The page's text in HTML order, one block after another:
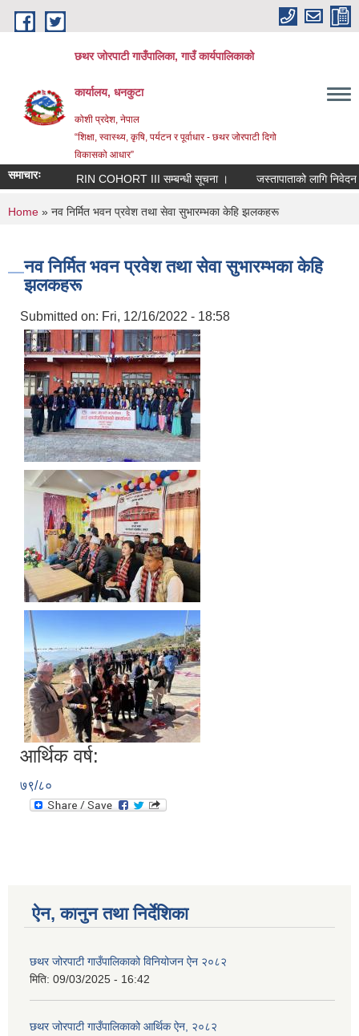
Skip to main content
छथर जोरपाटी गाउँपालिका, गाउँ कार्यपालिकाको
कार्यालय, धनकुटा
कोशी प्रदेश, नेपाल
“शिक्षा, स्वास्थ्य, कृषि, पर्यटन र पूर्वाधार - छथर जोरपाटी दिगो
विकासको आधार”
समाचारः RIN COHORT III सम्बन्धी सूचना । जस्तापाताको लागि निवेदन
You are here
Home » नव निर्मित भवन प्रवेश तथा सेवा सुभारम्भका केहि झलकहरू
नव निर्मित भवन प्रवेश तथा सेवा सुभारम्भका केहि
झलकहरू
Submitted on: Fri, 12/16/2022 - 18:58
आर्थिक वर्ष:
७९/८०
ऐन, कानुन तथा निर्देशिका
छथर जोरपाटी गाउँपालिकाको विनियोजन ऐन २०८२
मिति: 09/03/2025 - 16:42
छथर जोरपाटी गाउँपालिकाको आर्थिक ऐन, २०८२